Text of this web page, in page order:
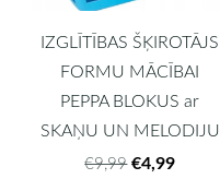
IZGLĪTĪBAS ŠĶIROTĀJS
FORMU MĀCĪBAI
PEPPA BLOKUS ar
SKAŅU UN MELODIJU
€9,99 €4,99